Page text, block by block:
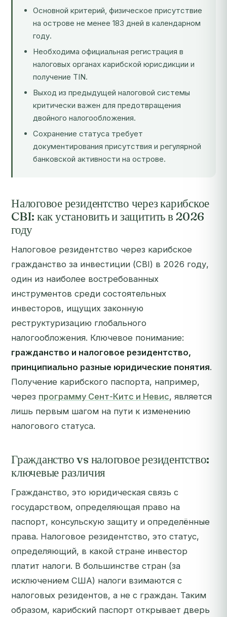
Основной критерий, физическое присутствие
на острове не менее 183 дней в календарном
году.
Необходима официальная регистрация в
налоговых органах карибской юрисдикции и
получение TIN.
Выход из предыдущей налоговой системы
критически важен для предотвращения
двойного налогообложения.
Сохранение статуса требует
документирования присутствия и регулярной
банковской активности на острове.
Налоговое резидентство через карибское
CBI: как установить и защитить в 2026
году
Налоговое резидентство через карибское
гражданство за инвестиции (CBI) в 2026 году,
один из наиболее востребованных
инструментов среди состоятельных
инвесторов, ищущих законную
реструктуризацию глобального
налогообложения. Ключевое понимание:
гражданство и налоговое резидентство,
принципиально разные юридические понятия.
Получение карибского паспорта, например,
через программу Сент-Китс и Невис, является
лишь первым шагом на пути к изменению
налогового статуса.
Гражданство vs налоговое резидентство:
ключевые различия
Гражданство, это юридическая связь с
государством, определяющая право на
паспорт, консульскую защиту и определённые
права. Налоговое резидентство, это статус,
определяющий, в какой стране инвестор
платит налоги. В большинстве стран (за
исключением США) налоги взимаются с
налоговых резидентов, а не с граждан. Таким
образом, карибский паспорт открывает дверь